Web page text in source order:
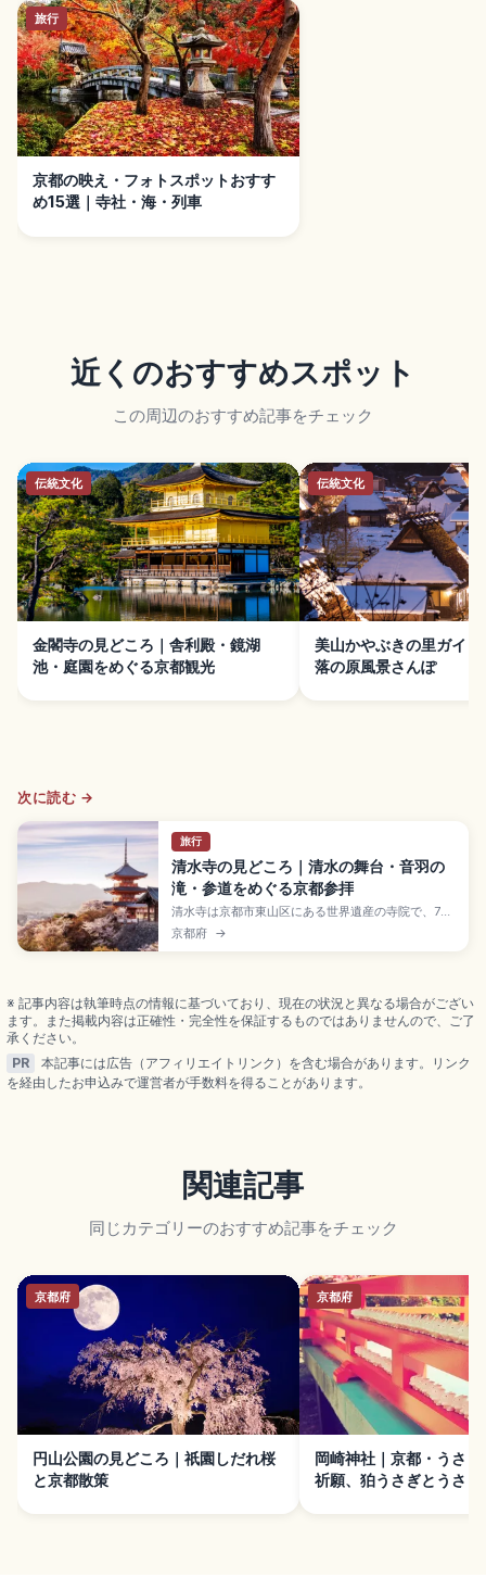
旅行
京都の映え・フォトスポットおすす
め15選｜寺社・海・列車
近くのおすすめスポット
この周辺のおすすめ記事をチェック
伝統文化
金閣寺の見どころ｜舎利殿・鏡湖
池・庭園をめぐる京都観光
伝統文化
美山かやぶきの里ガイド
落の原風景さんぽ
次に読む →
旅行
清水寺の見どころ｜清水の舞台・音羽の
滝・参道をめぐる京都参拝
清水寺は京都市東山区にある世界遺産の寺院で、778
年(宝亀9年)に賢心が音羽山で観音像を祀ったのが始
まり。坂上田村麻呂が仏殿を建立したと伝わりま
500円のアクセスも押さえています。
京都府 →
※ 記事内容は執筆時点の情報に基づいており、現在の状況と異なる場合がござい
ます。また掲載内容は正確性・完全性を保証するものではありませんので、ご了
承ください。
PR
本記事には広告（アフィリエイトリンク）を含む場合があります。リンク
を経由したお申込みで運営者が手数料を得ることがあります。
関連記事
同じカテゴリーのおすすめ記事をチェック
京都府
円山公園の見どころ｜祇園しだれ桜
と京都散策
京都府
岡崎神社｜京都・うさ
祈願、狛うさぎとうさぎ